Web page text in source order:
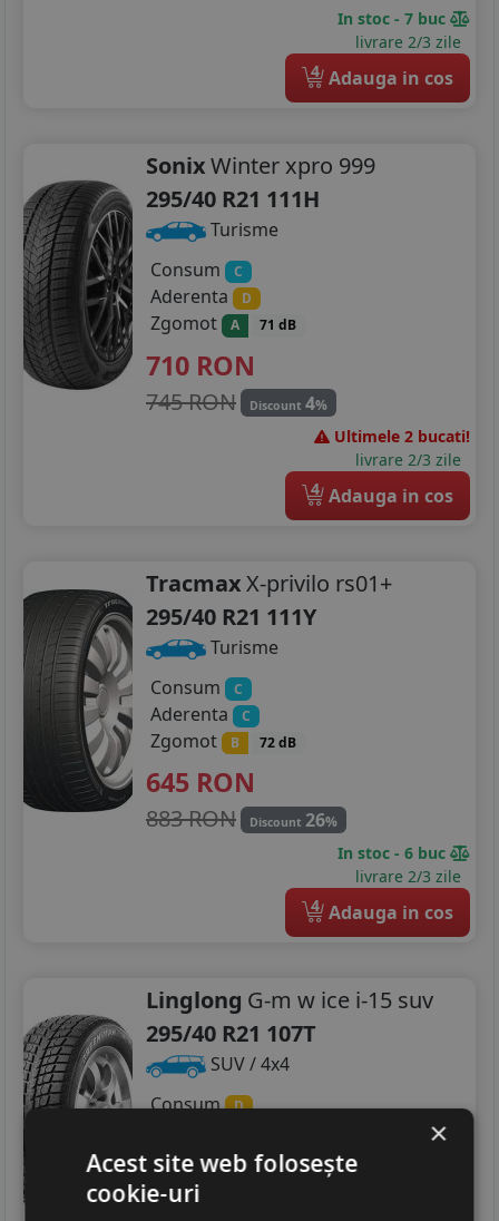
In stoc - 7 buc
livrare 2/3 zile
4 Adauga in cos
SonixWinter xpro 999
295/40 R21 111H
Turisme
Consum
C
Aderenta D
Zgomot A 71 dB
710 RON
745 RON Discount 4%
Ultimele 2 bucati!
livrare 2/3 zile
4 Adauga in cos
TracmaxX-privilo rs01+
295/40 R21 111Y
Turisme
Consum
C
Aderenta C
Zgomot B 72 dB
645 RON
883 RON Discount 26%
In stoc - 6 buc
livrare 2/3 zile
4 Adauga in cos
Linglong G-m w ice i-15 suv
295/40 R21 107T
SUV / 4x4
Consum D
Zgomot B 75 dB
567RON
×
Acest site web folosește
cookie-uri